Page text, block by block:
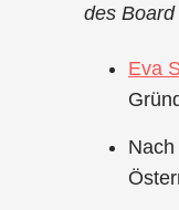
des
Eva